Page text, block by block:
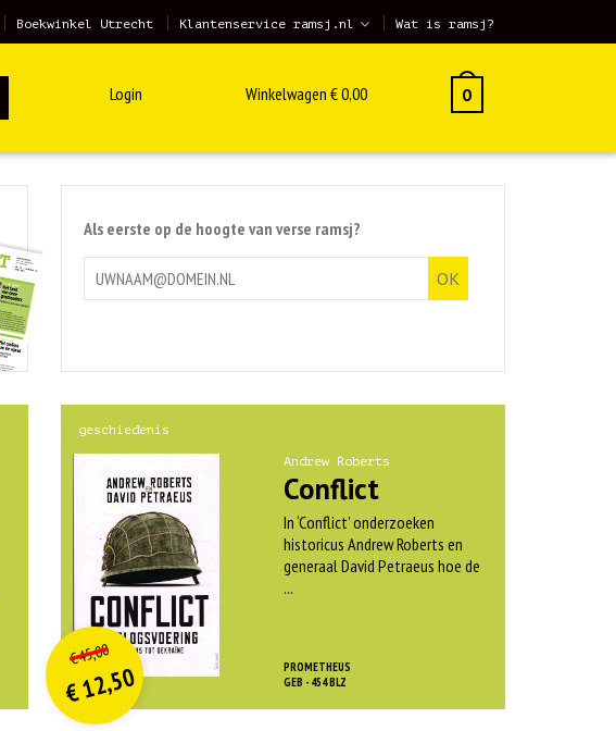
Boekwinkel Utrecht Klantenservice ramsj.nl Wat is ramsj?
Login Winkelwagen €0,00 0
Als eerste op de hoogte van verse ramsj?
geschiedenis
Andrew Roberts
Conflict
In ‘Conflict’ onderzoeken
historicus Andrew Roberts en
generaal David Petraeus hoe de
...
PROMETHEUS
GEB - 454 BLZ
€45,00O
orspr
onkelijke
prijs
was:
€ 45,00.
€12,50
Huidige
prijs
is:€ 12,50.